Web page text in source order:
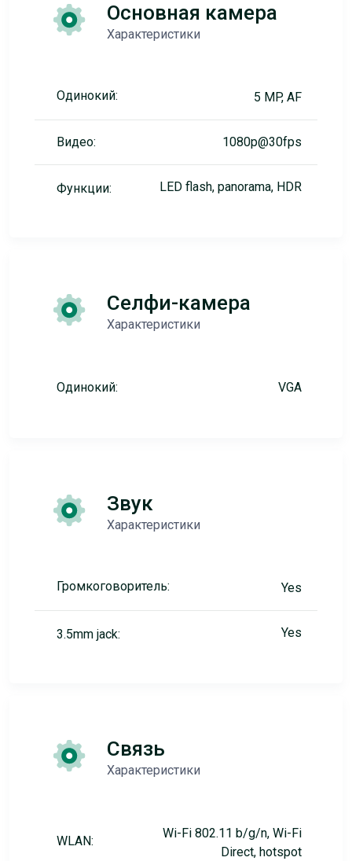
Основная камера
Характеристики
Одинокий: 5 MP, AF
Видео: 1080p@30fps
Функции: LED flash, panorama, HDR
Селфи-камера
Характеристики
Одинокий: VGA
Звук
Характеристики
Громкоговоритель: Yes
3.5mm jack: Yes
Связь
Характеристики
WLAN:
Wi-Fi 802.11 b/g/n, Wi-Fi
Direct, hotspot